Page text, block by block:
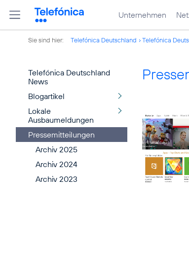
Unternehmen
Sie sind hier: Telefónica Deutschland Telefónica
Telefónica Deutschland
News
Blogartikel
Lokale
Ausbaumeldungen
Pressemitteilungen
Archiv 2025
Archiv 2024
Archiv 2023